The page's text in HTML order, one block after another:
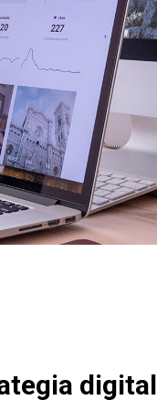
digital